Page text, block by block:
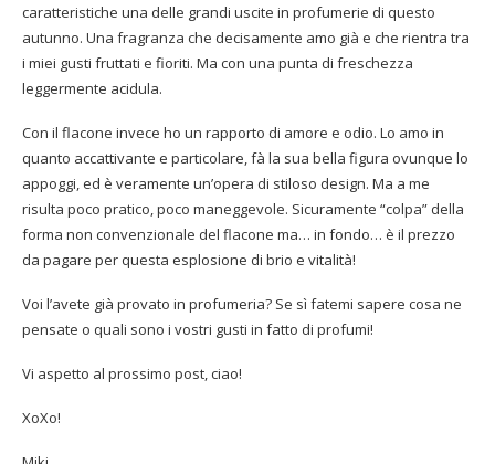
caratteristiche una delle grandi uscite in profumerie di questo
autunno. Una fragranza che decisamente amo già e che rientra tra
i miei gusti fruttati e fioriti. Ma con una punta di freschezza
leggermente acidula.
Con il flacone invece ho un rapporto di amore e odio. Lo amo in
quanto accattivante e particolare, fà la sua bella figura ovunque lo
appoggi, ed è veramente un’opera di stiloso design. Ma a me
risulta poco pratico, poco maneggevole. Sicuramente “colpa” della
forma non convenzionale del flacone ma… in fondo… è il prezzo
da pagare per questa esplosione di brio e vitalità!
Voi l’avete già provato in profumeria? Se sì fatemi sapere cosa ne
pensate o quali sono i vostri gusti in fatto di profumi!
Vi aspetto al prossimo post, ciao!
XoXo!